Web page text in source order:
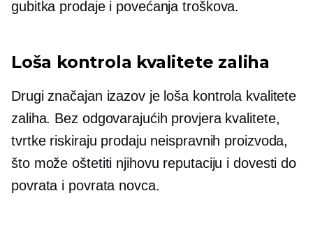
gubitka prodaje i povećanja troškova.
Loša kontrola kvalitete zaliha
Drugi značajan izazov je loša kontrola kvalitete
zaliha. Bez odgovarajućih provjera kvalitete,
tvrtke riskiraju prodaju neispravnih proizvoda,
što može oštetiti njihovu reputaciju i dovesti do
povrata i povrata novca.